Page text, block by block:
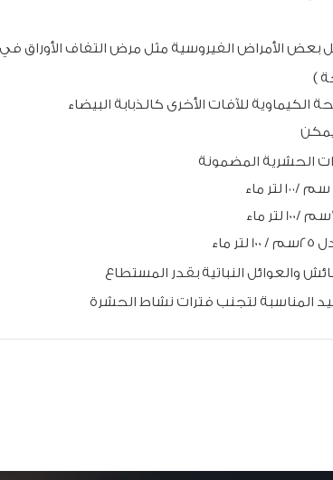
بعض الأمراض الفيروسية مثل مرض التفاف الأوراق
)
الكيماوية للآفات الأخرى كالذبابة البيضاء
الحشرية المضمونة
ماء
والعوائل النباتية بقدر المستطاع
المناسبة لتجنب فترات نشاط الحشرة